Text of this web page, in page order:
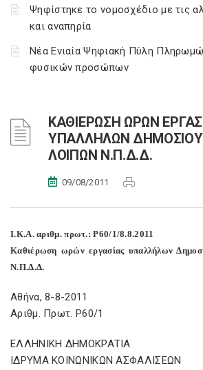
Ψηφίστηκε το νομοσχέδιο με τις
και αναπηρία
Νέα Ενιαία Ψηφιακή Πύλη
φυσικών προσώπων
ΚΑΘΙΕΡΩΣΗ ΩΡΩΝ
ΥΠΑΛΛΗΛΩΝ
ΛΟΙΠΩΝ Ν.Π.Δ.Δ.
09/08/2011
Ι.Κ.Α. αριθμ. πρωτ.: Ρ60/1/8.8.2011
Καθιέρωση ωρών εργασίας υπαλλήλων
Ν.Π.Δ.Δ.
Αθήνα, 8-8-2011
Αριθμ. Πρωτ. Ρ60/1
ΕΛΛΗΝΙΚΗ ΔΗΜΟΚΡΑΤΙΑ
ΙΔΡΥΜΑ ΚΟΙΝΩΝΙΚΩΝ ΑΣΦΑΛΙΣΕΩΝ